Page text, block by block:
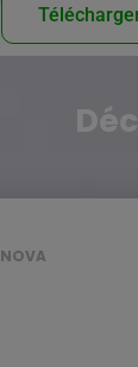
NOVA